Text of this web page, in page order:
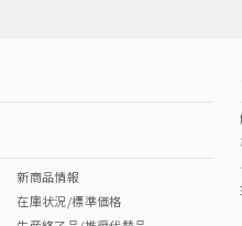
新商品情報
在庫状況/標準価格